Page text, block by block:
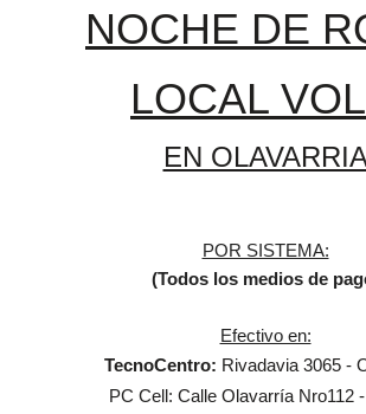
NOCHE DE
LOCAL
EN
POR SISTEMA:
(Todos los medios de
Efectivo en:
TecnoCentro: Rivadavia 3065 -
PC Cell: Calle Olavarría Nro112-